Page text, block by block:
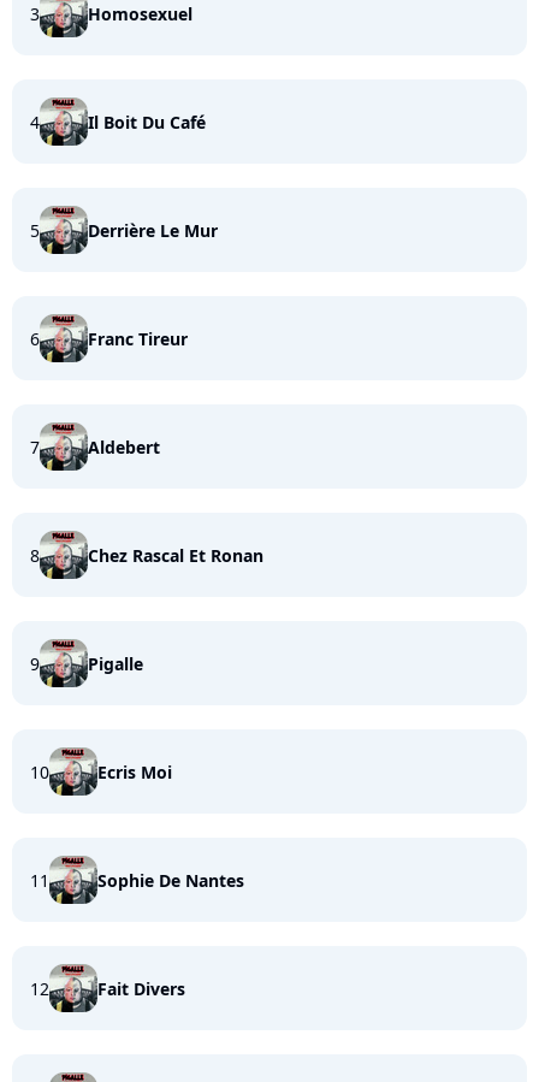
3 Homosexuel
4 Il Boit Du Café
5 Derrière Le Mur
6 Franc Tireur
7 Aldebert
8 Chez Rascal Et Ronan
9 Pigalle
10 Ecris Moi
11 Sophie De Nantes
12 Fait Divers